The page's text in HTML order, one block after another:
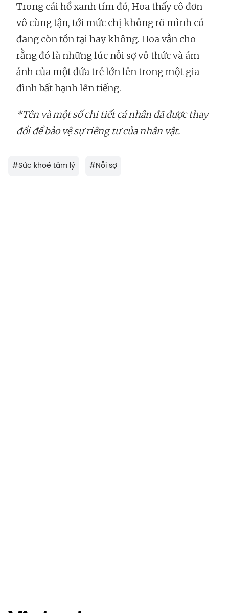
Trong cái hồ xanh tím đó, Hoa thấy cô đơn
vô cùng tận, tới mức chị không rõ mình có
đang còn tồn tại hay không. Hoa vẫn cho
rằng đó là những lúc nỗi sợ vô thức và ám
ảnh của một đứa trẻ lớn lên trong một gia
đình bất hạnh lên tiếng.
*Tên và một số chi tiết cá nhân đã được thay
đổi để bảo vệ sự riêng tư của nhân vật.
#Sức khoẻ tâm lý #Nỗi sợ